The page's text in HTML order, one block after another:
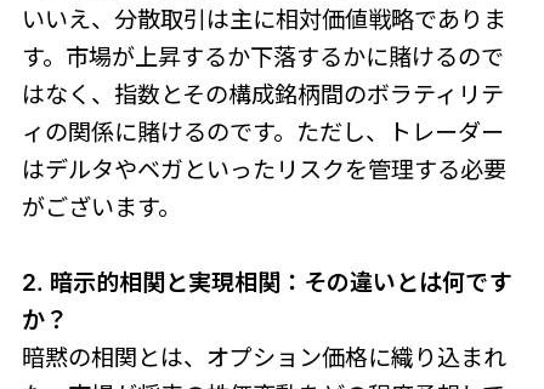
いいえ、分散取引は主に相対価値戦略でありま
す。市場が上昇するか下落するかに賭けるので
はなく、指数とその構成銘柄間のボラティリテ
ィの関係に賭けるのです。ただし、トレーダー
はデルタやベガといったリスクを管理する必要
がございます。
2. 暗示的相関と実現相関：その違いとは何です
か？
暗黙の相関とは、オプション価格に織り込まれ